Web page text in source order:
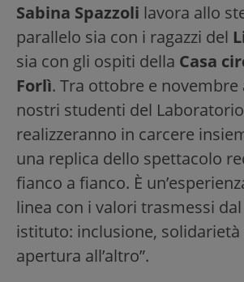
Sabina Spazzoli lavora allo
parallelo sia con i ragazzi del
sia con gli ospiti della Casa
Forlì. Tra ottobre e novembre
nostri studenti del Laboratorio
realizzeranno in carcere
una replica dello spettacolo
fianco a fianco. È
linea con i valori trasmessi
istituto: inclusione, solidarietà
apertura all’altro”.